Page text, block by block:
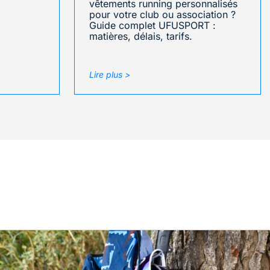
vêtements running personnalisés
pour votre club ou association ?
Guide complet UFUSPORT :
matières, délais, tarifs.
Lire plus >